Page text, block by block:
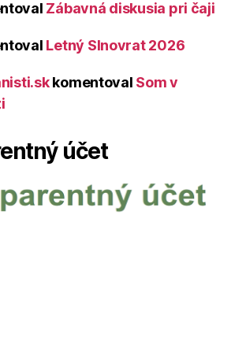
Zábavná diskusia pri čaji
Letný Slnovrat 2026
komentoval Som v
účet